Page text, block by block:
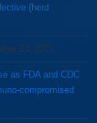
(herd
21, 2021
compromised